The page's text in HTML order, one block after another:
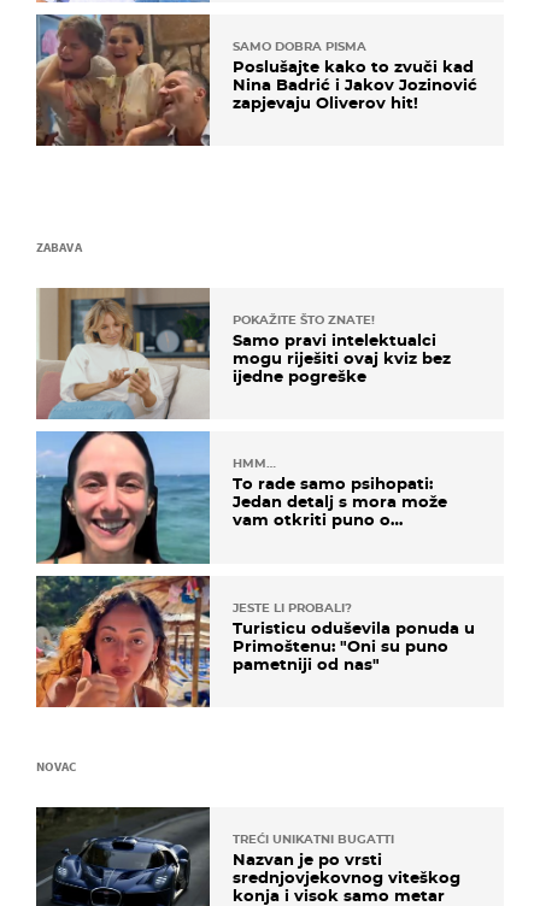
SAMO DOBRA PISMA
Poslušajte kako to zvuči kad
Nina Badrić i Jakov Jozinović
zapjevaju Oliverov hit!
ZABAVA
POKAŽITE ŠTO ZNATE!
Samo pravi intelektualci
mogu riješiti ovaj kviz bez
ijedne pogreške
HMM…
To rade samo psihopati:
Jedan detalj s mora može
vam otkriti puno o
JESTE LI PROBALI?
Turisticu oduševila ponuda u
Primoštenu: "Oni su puno
pametniji od nas"
NOVAC
TREĆI UNIKATNI BUGATTI
Nazvan je po vrsti
srednjovjekovnog viteškog
konja i visok samo metar